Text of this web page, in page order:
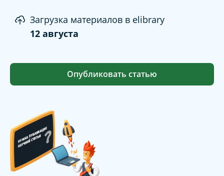
Загрузка материалов в elibrary
12 августа
Опубликовать статью